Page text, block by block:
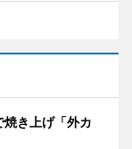
き上げ「外カ